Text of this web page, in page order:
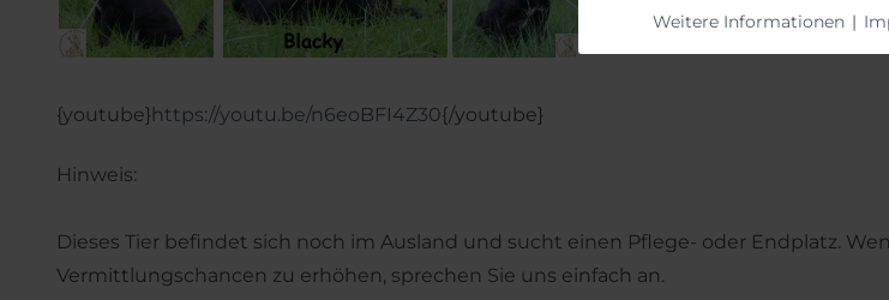
{youtube}https://youtu.be/n6eoBFI4Z30{/youtube}
Hinweis:
Dieses Tier befindet sich noch im Ausland und sucht einen Pflege- oder Endplatz.
Vermittlungschancen zu erhöhen, sprechen Sie uns einfach an.
Weitere Informationen |